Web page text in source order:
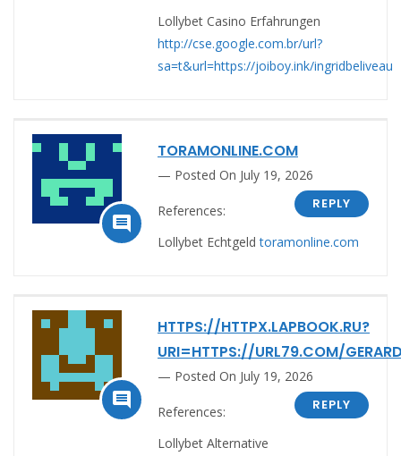
Lollybet Casino Erfahrungen
http://cse.google.com.br/url?
sa=t&url=https://joiboy.ink/ingridbeliveau

TORAMONLINE.COM
Posted On July 19, 2026
REPLY
References:
Lollybet Echtgeldtoramonline.com

HTTPS://HTTPX.LAPBOOK.RU?
URI=HTTPS://URL79.COM/
Posted On July 19, 2026
REPLY
References:
Lollybet Alternative